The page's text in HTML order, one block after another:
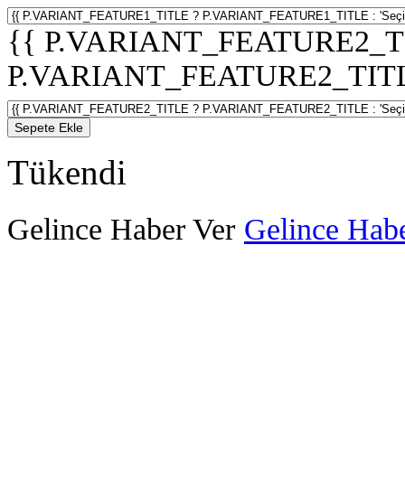
{{
Sepete Ekle
Tükendi
Gelince Haber Ver Gelince